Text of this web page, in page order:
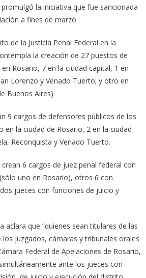
la iniciativa que fue sancionada
a fines de marzo.
de la Justicia Penal Federal en la
la creación de 27 puestos de
Rosario, 7 en la ciudad capital, 1 en
Lorenzo y Venado Tuerto; y otro en
Buenos Aires).
9 cargos de defensores públicos de los
en la ciudad de Rosario, 2 en la ciudad
Reconquista y Venado Tuerto.
6 cargos de juez penal federal con
uno en Rosario), otros 6 con
jueces con funciones de juicio y
aclara que “quienes sean titulares de las
los juzgados, cámaras y tribunales orales
Federal de Apelaciones de Rosario,
ante los jueces con